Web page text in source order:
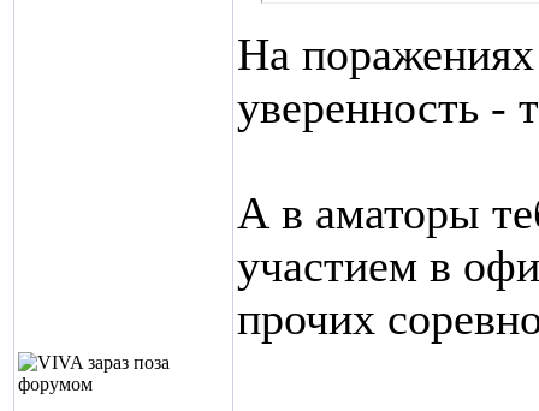
На
уверенность -
А в аматоры
участием в
прочих